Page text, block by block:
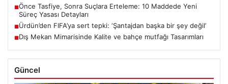
■Önce Tasfiye, Sonra Suçlara Erteleme: 10 Maddede Yeni
Süreç Yasası Detayları
■Ürdün’den FIFA’ya sert tepki: ‘Şantajdan başka bir şey değil’
■Dış Mekan Mimarisinde Kalite ve bahçe mutfağı Tasarımları
Güncel